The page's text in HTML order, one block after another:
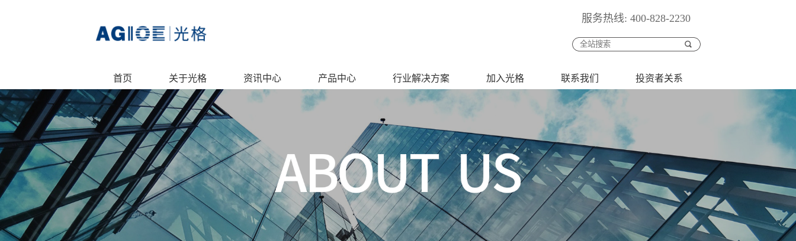
服务热线: 400-828-2230
首页 关于光格 资讯中心 产品中心 行业解决方案 加入光格 联系我们 投资者关系